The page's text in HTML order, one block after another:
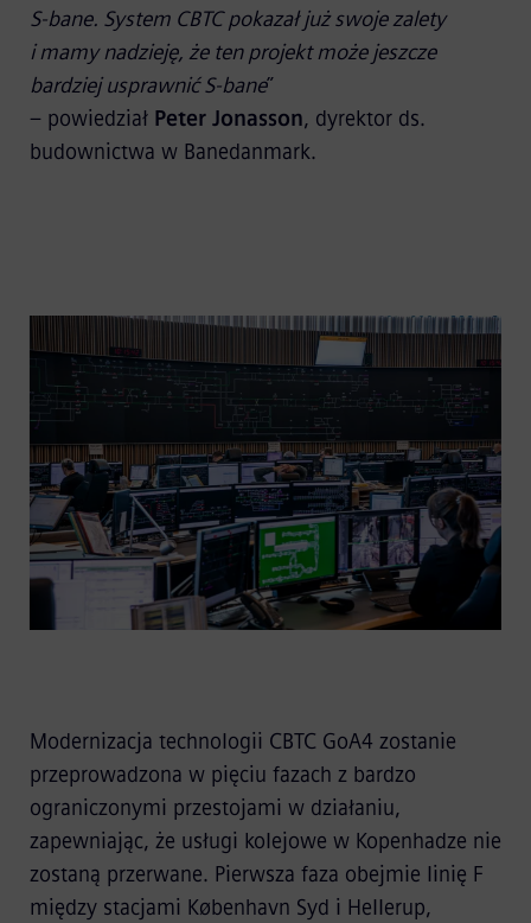
S-bane. System CBTC pokazał już swoje zalety
i mamy nadzieję, że ten projekt może jeszcze
bardziej usprawnić S-bane”
– powiedział Peter Jonasson, dyrektor ds.
budownictwa w Banedanmark.
Modernizacja technologii CBTC GoA4 zostanie
przeprowadzona w pięciu fazach z bardzo
ograniczonymi przestojami w działaniu,
zapewniając, że usługi kolejowe w Kopenhadze nie
zostaną przerwane. Pierwsza faza obejmie linię F
między stacjami København Syd i Hellerup,